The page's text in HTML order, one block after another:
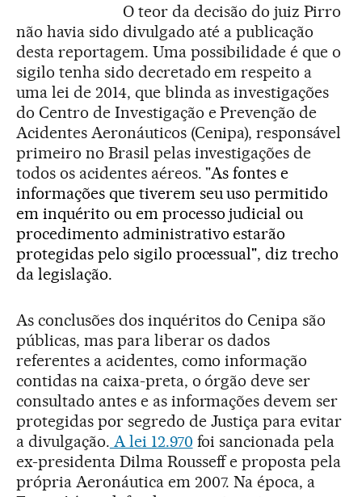
O teor da decisão do juiz Pirro
não havia sido divulgado até a publicação
desta reportagem. Uma possibilidade é que o
sigilo tenha sido decretado em respeito a
uma lei de 2014, que blinda as investigações
do Centro de Investigação e Prevenção de
Acidentes Aeronáuticos (Cenipa), responsável
primeiro no Brasil pelas investigações de
todos os acidentes aéreos. "As fontes e
informações que tiverem seu uso permitido
em inquérito ou em processo judicial ou
procedimento administrativo estarão
protegidas pelo sigilo processual", diz trecho
da legislação.
As conclusões dos inquéritos do Cenipa são
públicas, mas para liberar os dados
referentes a acidentes, como informação
contidas na caixa-preta, o órgão deve ser
consultado antes e as informações devem ser
protegidas por segredo de Justiça para evitar
a divulgação. A lei 12.970 foi sancionada pela
ex-presidenta Dilma Rousseff e proposta pela
própria Aeronáutica em 2007. Na época, a